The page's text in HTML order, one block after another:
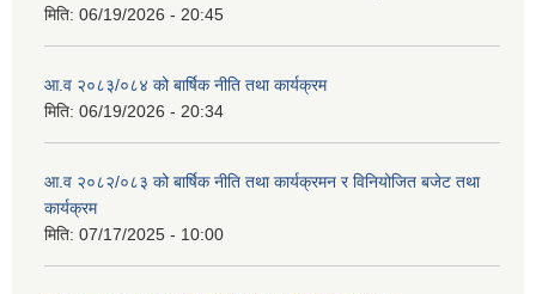
मिति: 06/19/2026 - 20:45
आ.व २०८३/०८४ को बार्षिक नीति तथा कार्यक्रम
मिति: 06/19/2026 - 20:34
आ.व २०८२/०८३ को बार्षिक नीति तथा कार्यक्रमन र विनियोजित बजेट तथा
कार्यक्रम
मिति: 07/17/2025 - 10:00